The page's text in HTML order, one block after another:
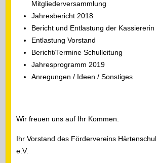
Mitgliederversammlung
Jahresbericht 2018
Bericht und Entlastung der Kassiererin
Entlastung Vorstand
Bericht/Termine Schulleitung
Jahresprogramm 2019
Anregungen / Ideen / Sonstiges
Wir freuen uns auf Ihr Kommen.
Ihr Vorstand des Fördervereins
e.V.